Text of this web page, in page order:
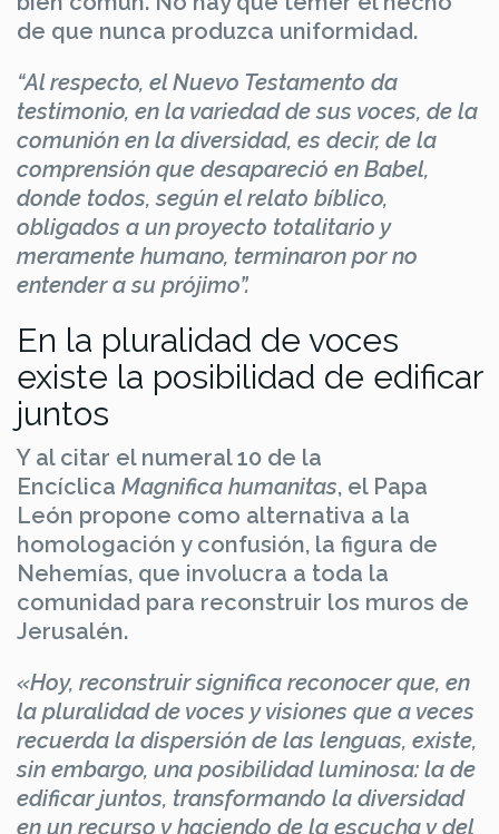
de que nunca produzca uniformidad.
“Al respecto, el Nuevo Testamento da
testimonio, en la variedad de sus voces, de la
comunión en la diversidad, es decir, de la
comprensión que desapareció en Babel,
donde todos, según el relato bíblico,
obligados a un proyecto totalitario y
meramente humano, terminaron por no
entender a su prójimo”.
En la pluralidad de voces
existe la posibilidad de edificar
juntos
Y al citar el numeral 10 de la
Encíclica Magnifica humanitas, el Papa
León propone como alternativa a la
homologación y confusión, la figura de
Nehemías, que involucra a toda la
comunidad para reconstruir los muros de
Jerusalén.
«Hoy, reconstruir significa reconocer que, en
la pluralidad de voces y visiones que a veces
recuerda la dispersión de las lenguas, existe,
sin embargo, una posibilidad luminosa: la de
edificar juntos, transformando la diversidad
en un recurso y haciendo de la escucha y del